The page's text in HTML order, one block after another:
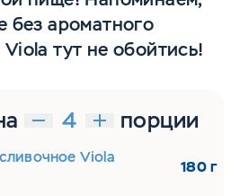
без ароматного
тут не обойтись!
порции
Viola
180 г